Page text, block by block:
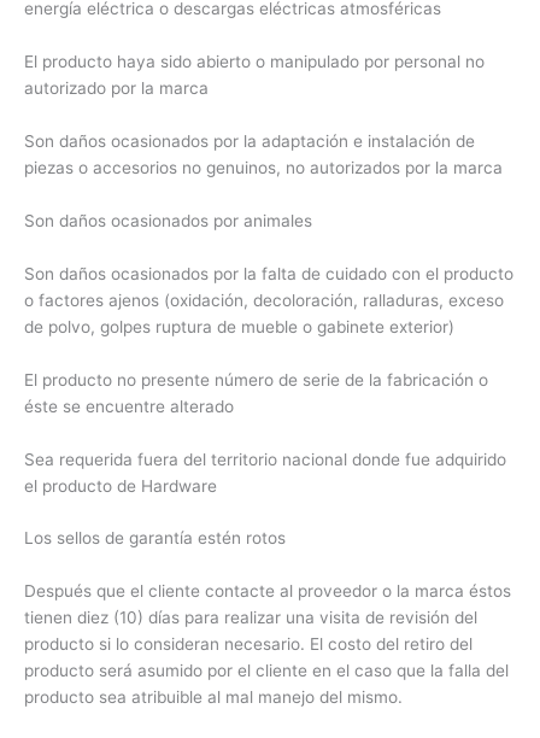
energía eléctrica o descargas eléctricas atmosféricas
El producto haya sido abierto o manipulado por personal no
autorizado por la marca
Son daños ocasionados por la adaptación e instalación de
piezas o accesorios no genuinos, no autorizados por la marca
Son daños ocasionados por animales
Son daños ocasionados por la falta de cuidado con el producto
o factores ajenos (oxidación, decoloración, ralladuras, exceso
de polvo, golpes ruptura de mueble o gabinete exterior)
El producto no presente número de serie de la fabricación o
éste se encuentre alterado
Sea requerida fuera del territorio nacional donde fue adquirido
el producto de Hardware
Los sellos de garantía estén rotos
Después que el cliente contacte al proveedor o la marca éstos
tienen diez (10) días para realizar una visita de revisión del
producto si lo consideran necesario. El costo del retiro del
producto será asumido por el cliente en el caso que la falla del
producto sea atribuible al mal manejo del mismo.